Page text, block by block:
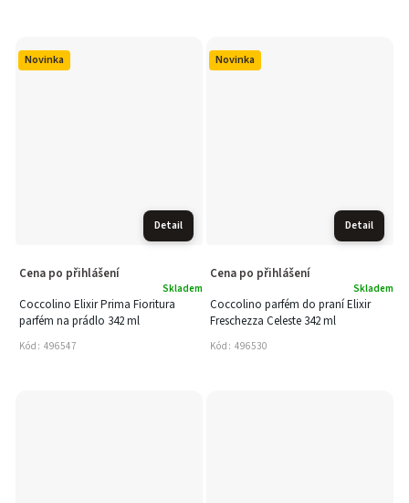
Novinka
Detail
Coccolino Elixir Prima Fioritura
parfém na prádlo 342 ml
Skladem
Cena po přihlášení
Kód: 496547
Novinka
Detail
Coccolino parfém do praní Elixir
Freschezza Celeste 342 ml
Skladem
Cena po přihlášení
Kód: 496530